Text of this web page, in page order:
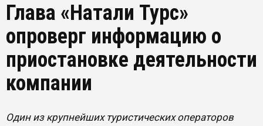
Глава «Натали Турс»
опроверг информацию о
приостановке деятельности
компании
Один из крупнейших туристических операторов